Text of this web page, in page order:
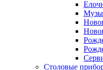
Столовые